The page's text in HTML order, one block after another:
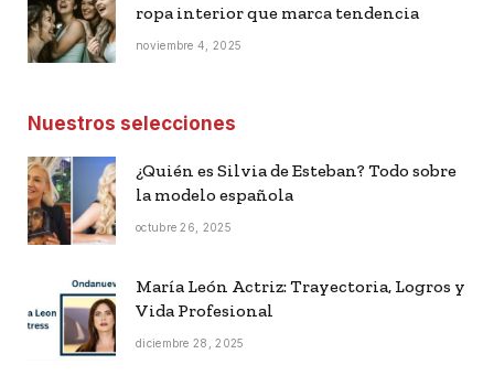
ropa interior que marca tendencia
noviembre 4, 2025
Nuestros selecciones
¿Quién es Silvia de Esteban? Todo sobre
la modelo española
octubre 26, 2025
María León Actriz: Trayectoria, Logros y
Vida Profesional
diciembre 28, 2025